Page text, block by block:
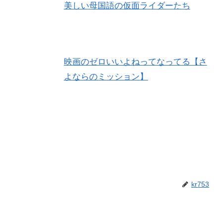
美しい母国語の仮面ライダーたち
映画のゼロいいよねってなってる【さ
よならのミッション】
kr753